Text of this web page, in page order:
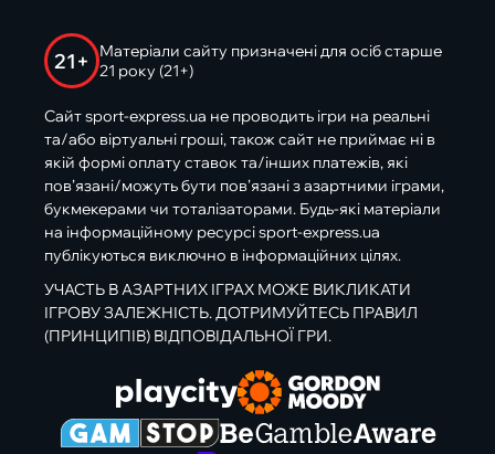
21+
Матеріали сайту призначені для осіб старше
21 року (21+)
Сайт sport-express.ua не проводить ігри на реальні
та/або віртуальні гроші, також сайт не приймає ні в
якій формі оплату ставок та/інших платежів, які
пов’язані/можуть бути пов’язані з азартними іграми,
букмекерами чи тоталізаторами. Будь-які матеріали
на інформаційному ресурсі sport-express.ua
публікуються виключно в інформаційних цілях.
УЧАСТЬ В АЗАРТНИХ ІГРАХ МОЖЕ ВИКЛИКАТИ
ІГРОВУ ЗАЛЕЖНІСТЬ. ДОТРИМУЙТЕСЬ ПРАВИЛ
(ПРИНЦИПІВ) ВІДПОВІДАЛЬНОЇ ГРИ.